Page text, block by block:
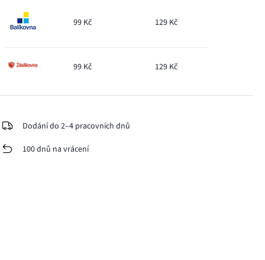
99 Kč 129 Kč
99 Kč 129 Kč
Dodání do 2–4 pracovních dnů
100 dnů na vrácení